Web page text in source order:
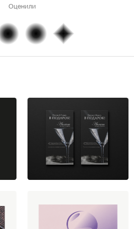
Оценили